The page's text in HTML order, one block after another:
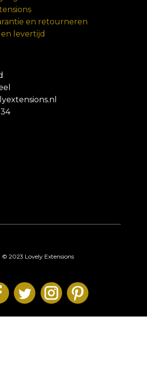
en retourneren
levertijd
© 2023 Lovely Extensions